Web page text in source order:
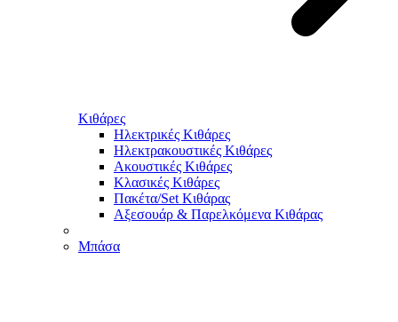
Κιθάρες
Ηλεκτρικές Κιθάρες
Ηλεκτρακουστικές Κιθάρες
Ακουστικές Κιθάρες
Κλασικές Κιθάρες
Πακέτα/Set Κιθάρας
Αξεσουάρ & Παρελκόμενα Κιθάρας
Μπάσα